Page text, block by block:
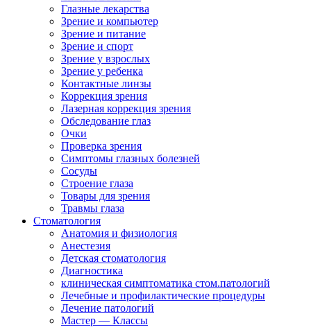
Глазные лекарства
Зрение и компьютер
Зрение и питание
Зрение и спорт
Зрение у взрослых
Зрение у ребенка
Контактные линзы
Коррекция зрения
Лазерная коррекция зрения
Обследование глаз
Очки
Проверка зрения
Симптомы глазных болезней
Сосуды
Строение глаза
Товары для зрения
Травмы глаза
Стоматология
Анатомия и физиология
Анестезия
Детская стоматология
Диагностика
клиническая симптоматика стом.патологий
Лечебные и профилактические процедуры
Лечение патологий
Мастер — Классы